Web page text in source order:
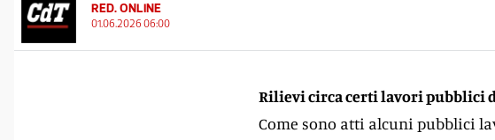
RED. ONLINE
01.06.2026 06:00
Rilievi circa certi lavori pubblici
Come sono atti alcuni pubblici